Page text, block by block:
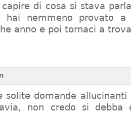
di cosa si stava
nemmeno provato a
anno e poi tornaci a
solite domande
non credo si debba